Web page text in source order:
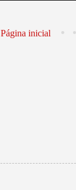
Página inicial